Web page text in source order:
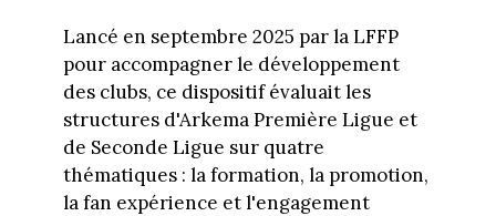
Lancé en septembre 2025 par la LFFP
pour accompagner le développement
des clubs, ce dispositif évaluait les
structures d'Arkema Première Ligue et
de Seconde Ligue sur quatre
thématiques : la formation, la promotion,
la fan expérience et l'engagement